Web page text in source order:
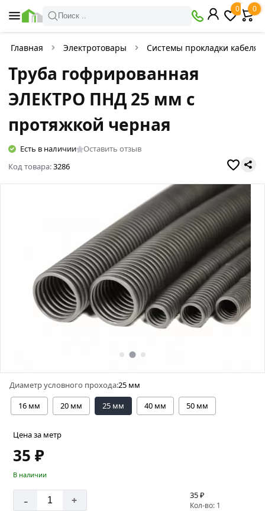
Поиск ..
0 0
Главная Электротовары Системы прокладки кабеля
Труба гофрированная
ЭЛЕКТРО ПНД 25 мм с
протяжкой черная
Есть в наличии
Оставить отзыв
Код товара:3286
Диаметр условного прохода:25 мм
16 мм
20 мм 25 мм 40 мм 50 мм
Цена за метр
35 ₽
В наличии
- + 35 ₽
Кол-во: 1